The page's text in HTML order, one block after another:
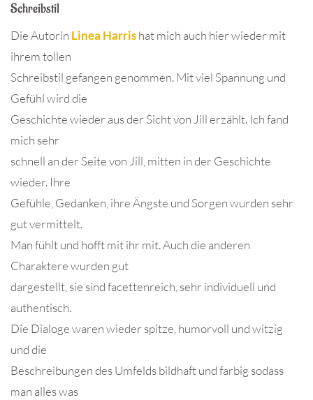
Schreibstil
Die Autorin Linea Harrishat mich auch hier wieder mit
ihrem tollen
Schreibstil gefangen genommen. Mit viel Spannung und
Gefühl wird die
Geschichte wieder aus der Sicht von Jill erzählt. Ich fand
mich sehr
schnell an der Seite von Jill, mitten in der Geschichte
wieder. Ihre
Gefühle, Gedanken, ihre Ängste und Sorgen wurden sehr
gut vermittelt.
Man fühlt und hofft mit ihr mit. Auch die anderen
Charaktere wurden gut
dargestellt, sie sind facettenreich, sehr individuell und
authentisch.
Die Dialoge waren wieder spitze, humorvoll und witzig
und die
Beschreibungen des Umfelds bildhaft und farbig sodass
man alles was